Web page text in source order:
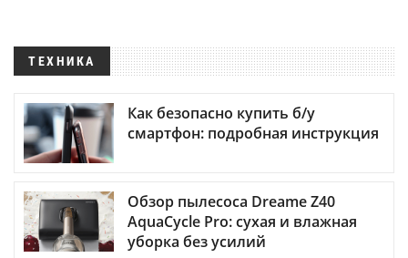
ТЕХНИКА
Как безопасно купить б/у
смартфон: подробная инструкция
Обзор пылесоса Dreame Z40
AquaCycle Pro: сухая и влажная
уборка без усилий